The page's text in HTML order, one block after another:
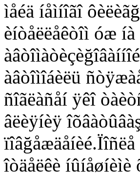
ìåéä íåìíîãî
èíòåëëåêòîì óæ íà
àâòîìîáèëü
ñîãëàñåí ÿêî
âëèÿíèÿ
îòäåëêè íûíåøíèìè